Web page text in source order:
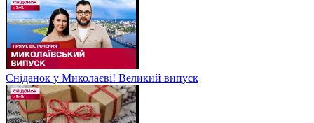
Сніданок у Миколаєві! Великий випуск